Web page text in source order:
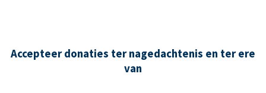
Accepteer donaties ter nagedachtenis en ter ere
van